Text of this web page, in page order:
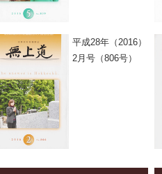
平成28年（2016）
2月号（806号）